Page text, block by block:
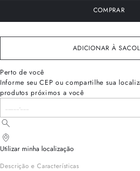
COMPRAR
ADICIONAR À
Perto de você
Informe seu CEP ou compartilhe sua
produtos próximos a você
Utilizar minha localização
Descrição e Características